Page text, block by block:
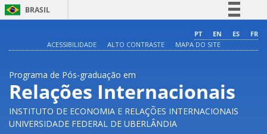
BRASIL
Comunica BR
Acesso à informação
Legislação
PT EN ES
FR
ACESSIBILIDADE
ALTO CONTRASTE MAPA DO SITE
Programa de Pós-graduação em
Relações Internacionais
INSTITUTO DE ECONOMIA E RELAÇÕES INTERNACIONAIS
UNIVERSIDADE FEDERAL DE UBERLÂNDIA